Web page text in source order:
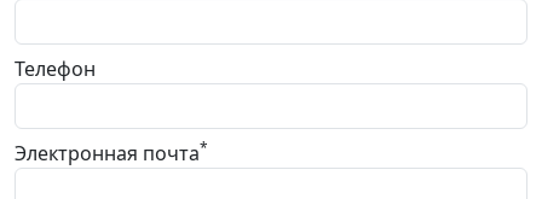
Телефон
Электронная почта*